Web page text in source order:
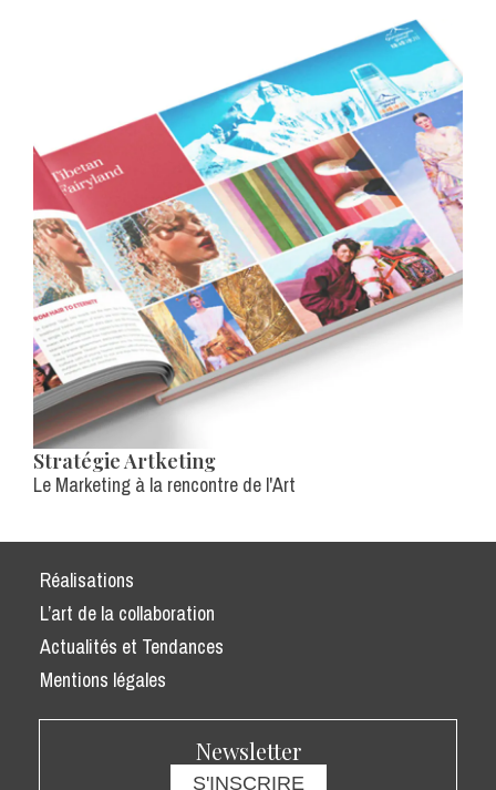
Stratégie Artketing
Le Marketing à la rencontre de l'Art
Réalisations
L’art de la collaboration
Actualités et Tendances
Mentions légales
Newsletter
S'INSCRIRE